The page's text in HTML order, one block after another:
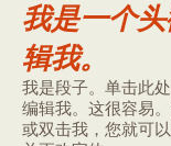
我是一个头
辑我。
我是段子。单击此
编辑我。这很容易
或双击我，您就可